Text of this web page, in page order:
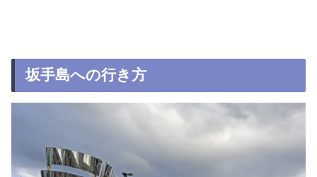
坂手島への行き方